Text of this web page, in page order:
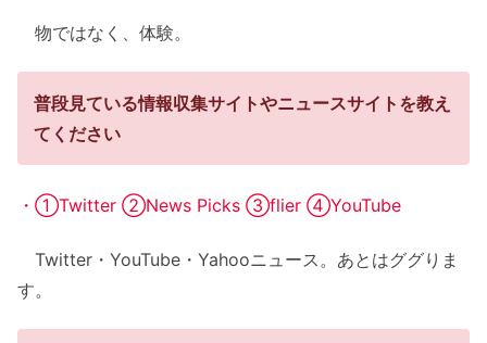
物ではなく、体験。
普段見ている情報収集サイトやニュースサイトを教え
てください
・①Twitter ②News Picks ③flier ④YouTube
Twitter・YouTube・Yahooニュース。あとはググりま
す。